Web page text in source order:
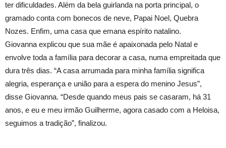
ter dificuldades. Além da bela guirlanda na porta principal, o
gramado conta com bonecos de neve, Papai Noel, Quebra
Nozes. Enfim, uma casa que emana espírito natalino.
Giovanna explicou que sua mãe é apaixonada pelo Natal e
envolve toda a família para decorar a casa, numa empreitada que
dura três dias. “A casa arrumada para minha família significa
alegria, esperança e união para a espera do menino Jesus”,
disse Giovanna. “Desde quando meus pais se casaram, há 31
anos, e eu e meu irmão Guilherme, agora casado com a Heloisa,
seguimos a tradição”, finalizou.